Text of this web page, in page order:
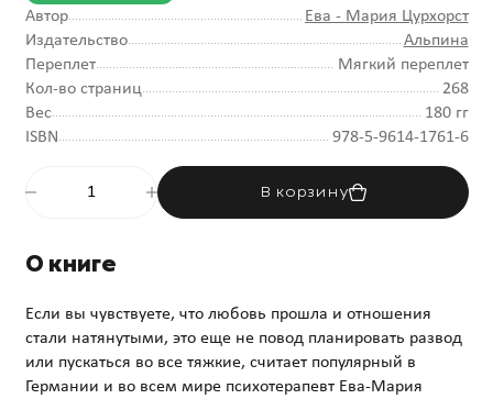
Автор
Ева - Мария Цурхорст
Издательство
Альпина
Переплет
Мягкий переплет
Кол-во страниц
268
Вес
180 гг
ISBN
978-5-9614-1761-6
В корзину
О книге
Если вы чувствуете, что любовь прошла и отношения
стали натянутыми, это еще не повод планировать развод
или пускаться во все тяжкие, считает популярный в
Германии и во всем мире психотерапевт Ева-Мария